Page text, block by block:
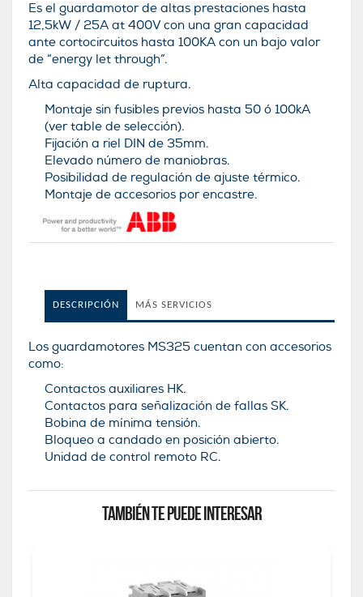
Es el guardamotor de altas prestaciones hasta
12,5kW / 25A at 400V con una gran capacidad
ante cortocircuitos hasta 100KA con un bajo valor
de “energy let through”.
Alta capacidad de ruptura.
Montaje sin fusibles previos hasta 50 ó 100kA
(ver table de selección).
Fijación a riel DIN de 35mm.
Elevado número de maniobras.
Posibilidad de regulación de ajuste térmico.
Montaje de accesorios por encastre.
DESCRIPCIÓN MÁS SERVICIOS
Los guardamotores MS325 cuentan con accesorios
como:
Contactos auxiliares HK.
Contactos para señalización de fallas SK.
Bobina de mínima tensión.
Bloqueo a candado en posición abierto.
Unidad de control remoto RC.
TAMBIÉN TE PUEDE INTERESAR